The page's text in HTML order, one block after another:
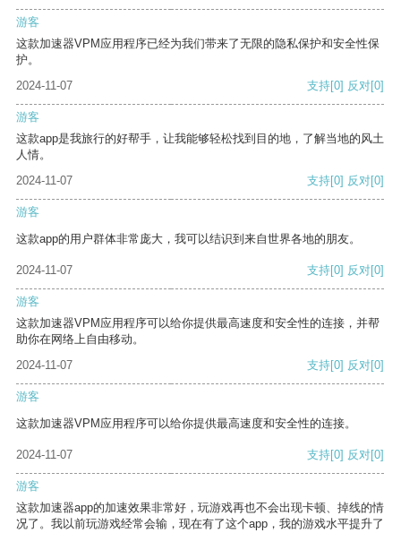
游客
这款加速器VPM应用程序已经为我们带来了无限的隐私保护和安全性保
护。
2024-11-07
支持[0] 反对[0]
游客
这款app是我旅行的好帮手，让我能够轻松找到目的地，了解当地的风土
人情。
2024-11-07
支持[0] 反对[0]
游客
这款app的用户群体非常庞大，我可以结识到来自世界各地的朋友。
2024-11-07 支持[0] 反对[0]
游客
这款加速器VPM应用程序可以给你提供最高速度和安全性的连接，并帮
助你在网络上自由移动。
2024-11-07
支持[0] 反对[0]
游客
这款加速器VPM应用程序可以给你提供最高速度和安全性的连接。
2024-11-07 支持[0] 反对[0]
游客
这款加速器app的加速效果非常好，玩游戏再也不会出现卡顿、掉线的情
况了。我以前玩游戏经常会输，现在有了这个app，我的游戏水平提升了